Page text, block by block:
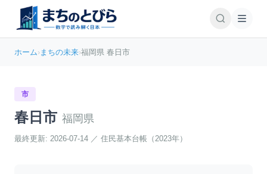
ホーム›まちの未来›福岡県 春日市
市
春日市 福岡県
最終更新: 2026-07-14 ／ 住民基本台帳（2023年）